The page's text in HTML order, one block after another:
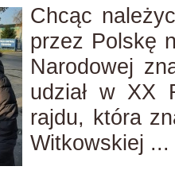
Chcąc
przez Polskę
Narodowej
udział w XX
rajdu, która
Witkowskiej ...